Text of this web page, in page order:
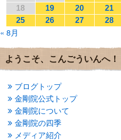
2017年1月(2)
2016年12月(4)
2016年11月(3)
2016年10月
2016年8月
2016年7月
(3)
2016年5月(3)
2016年4月
(4)
2016年3月 (4)
2016年2月 (5)
2016年1月(3)
2015年12月(6)
18 19 20 21
25
26 27 28
« 8月
ようこそ、こんごういんへ！
ブログトップ
金剛院公式トップ
金剛院について
金剛院の四季
メディア紹介